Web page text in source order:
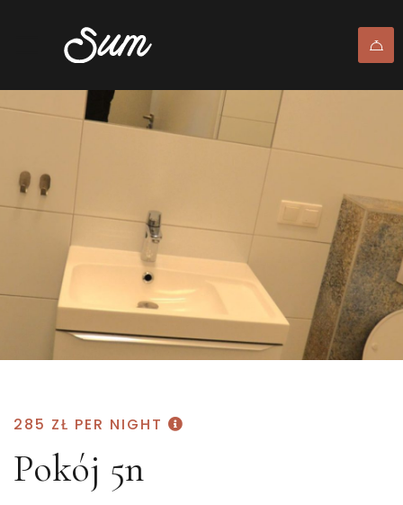
285 ZŁ PER NIGHT
Pokój 5n